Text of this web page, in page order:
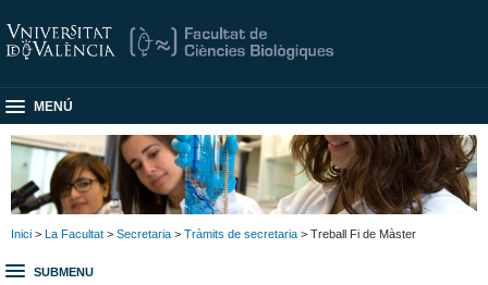
MENÚ
Inici > La Facultat > Secretaria > Tràmits de secretaria > Treball Fi de Màster
SUBMENU